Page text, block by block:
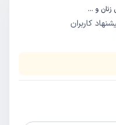
فلوشیپ انکولوژی زنان / تخصص زنان و زایمان
کاربران